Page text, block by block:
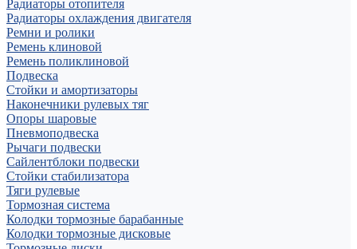
Радиаторы отопителя
Радиаторы охлаждения двигателя
Ремни и ролики
Ремень клиновой
Ремень поликлиновой
Подвеска
Стойки и амортизаторы
Наконечники рулевых тяг
Опоры шаровые
Пневмоподвеска
Рычаги подвески
Сайлентблоки подвески
Стойки стабилизатора
Тяги рулевые
Тормозная система
Колодки тормозные барабанные
Колодки тормозные дисковые